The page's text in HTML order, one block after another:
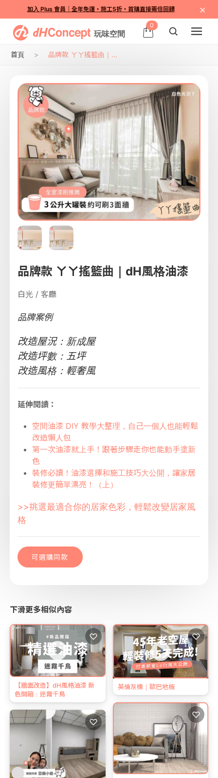
加入 Plus 會員｜全年免運・施工5折・首購直接兩倍回饋 ×
0
首頁 品牌款 ㄚㄚ搖籃曲｜...
品牌款 ㄚㄚ搖籃曲｜dH風格油漆
白光 / 客廳
品牌案例
改造屋況：新成屋
改造坪數：五坪
改造風格：輕奢風
延伸閱讀：
空間油漆 DIY 教學大整理，自己一個人也能輕鬆
改造懶人包
第一次油漆就上手！跟著步驟走你也能動手塗新
色
裝修必讀！油漆選擇和施工技巧大公開，讓家居
裝修更簡單漂亮！（上）
>>挑選最適合你的居家色彩，輕鬆改變居家風
格
可選購同款
下滑更多相似內容
【牆面改造】dH風格油漆 新
色開箱：迷霧千鳥
♡
英倫灰橡｜歐巴地板
♡
♡
♡